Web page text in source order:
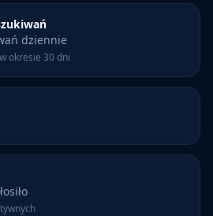
dziennie
okresie 30 dni